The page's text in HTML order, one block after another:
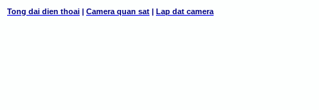
Tong dai dien thoai | Camera quan sat | Lap dat camera